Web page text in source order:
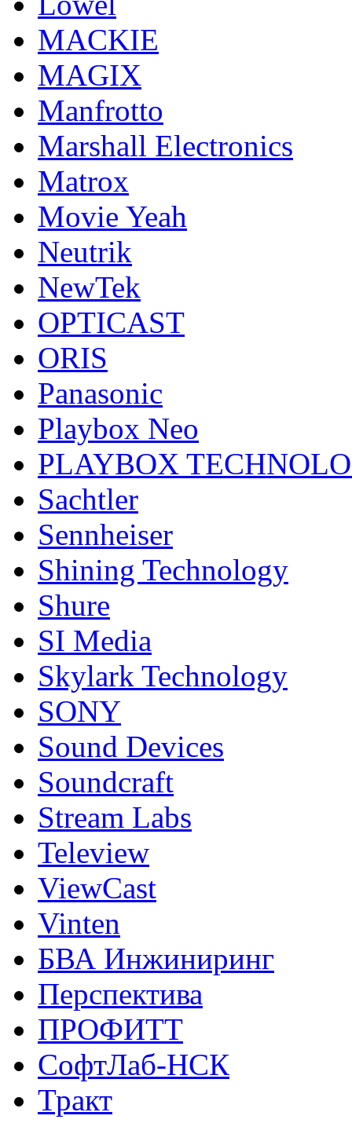
MACKIE
MAGIX
Manfrotto
Marshall Electronics
Matrox
Movie Yeah
Neutrik
NewTek
OPTICAST
ORIS
Panasonic
Playbox Neo
PLAYBOX
Sachtler
Sennheiser
Shining Technology
Shure
SI Media
Skylark Technology
SONY
Sound Devices
Soundcraft
Stream Labs
Teleview
ViewCast
Vinten
БВА Инжиниринг
Перспектива
ПРОФИТТ
СофтЛаб-НСК
Тракт